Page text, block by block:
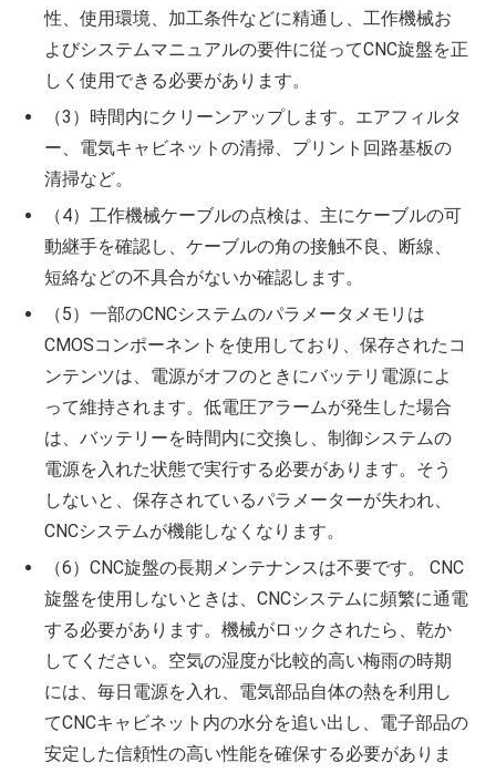
性、使用環境、加工条件などに精通し、工作機械お
よびシステムマニュアルの要件に従ってCNC旋盤を正
しく使用できる必要があります。
（3）時間内にクリーンアップします。エアフィルタ
ー、電気キャビネットの清掃、プリント回路基板の
清掃など。
（4）工作機械ケーブルの点検は、主にケーブルの可
動継手を確認し、ケーブルの角の接触不良、断線、
短絡などの不具合がないか確認します。
（5）一部のCNCシステムのパラメータメモリは
CMOSコンポーネントを使用しており、保存されたコ
ンテンツは、電源がオフのときにバッテリ電源によ
って維持されます。低電圧アラームが発生した場合
は、バッテリーを時間内に交換し、制御システムの
電源を入れた状態で実行する必要があります。そう
しないと、保存されているパラメーターが失われ、
CNCシステムが機能しなくなります。
（6）CNC旋盤の長期メンテナンスは不要です。 CNC
旋盤を使用しないときは、CNCシステムに頻繁に通電
する必要があります。機械がロックされたら、乾か
してください。空気の湿度が比較的高い梅雨の時期
には、毎日電源を入れ、電気部品自体の熱を利用し
てCNCキャビネット内の水分を追い出し、電子部品の
安定した信頼性の高い性能を確保する必要がありま